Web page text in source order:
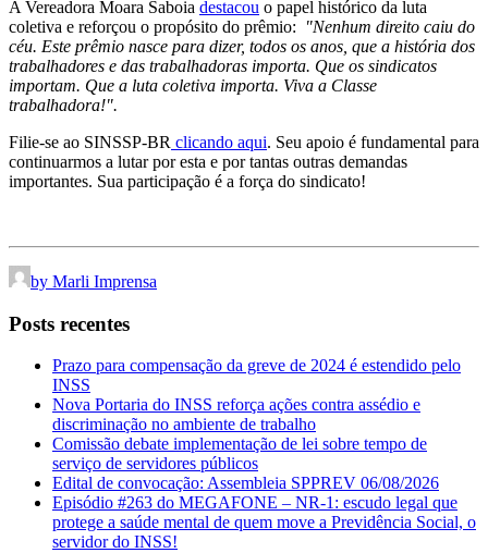
A Vereadora Moara Saboia destacou o papel histórico da luta
coletiva e reforçou o propósito do prêmio:
"Nenhum direito caiu do
céu. Este prêmio nasce para dizer, todos os anos, que a história dos
trabalhadores e das trabalhadoras importa. Que os sindicatos
importam. Que a luta coletiva importa. Viva a Classe
trabalhadora!".
Filie-se ao SINSSP-BR clicando aqui. Seu apoio é fundamental para
continuarmos a lutar por esta e por tantas outras demandas
importantes. Sua participação é a força do sindicato!
by Marli Imprensa
Posts recentes
Prazo para compensação da greve de 2024 é estendido pelo
INSS
Nova Portaria do INSS reforça ações contra assédio e
discriminação no ambiente de trabalho
Comissão debate implementação de lei sobre tempo de
serviço de servidores públicos
Edital de convocação: Assembleia SPPREV 06/08/2026
Episódio #263 do MEGAFONE – NR-1: escudo legal que
protege a saúde mental de quem move a Previdência Social, o
servidor do INSS!